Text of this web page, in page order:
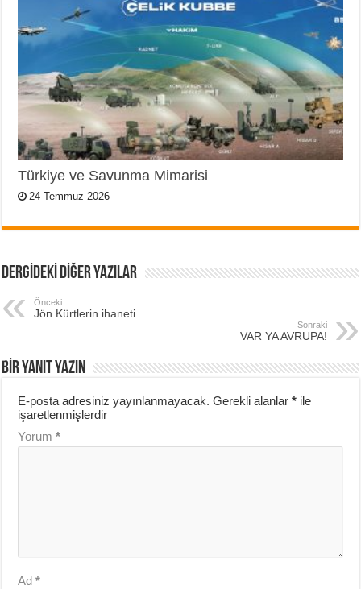
Türkiye ve Savunma Mimarisi
24 Temmuz 2026
DERGİDEKİ DİĞER YAZILAR
Önceki
Jön Kürtlerin ihaneti
Sonraki
VAR YA AVRUPA!
BIR YANIT YAZIN
E-posta adresiniz yayınlanmayacak. Gerekli alanlar* ile
işaretlenmişlerdir
Yorum*
Ad*